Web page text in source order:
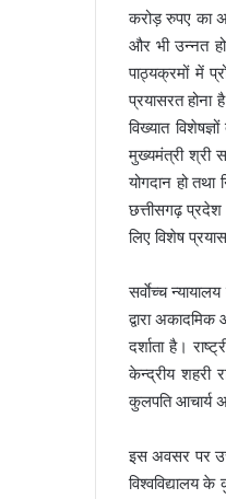
करोड़ रुपए का
और भी उन्नत
पाठ्यक्रमों में
प्रयासरत होना
विख्यात
मुख्यमंत्री श्री
योगदान हो तथा
छत्तीसगढ़
लिए विशेष
सर्वाेच्च
द्वारा
दर्शाता है।
केन्द्रीय शहरी
कुलपति आचार्य
इस अवसर पर
विश्वविद्यालय